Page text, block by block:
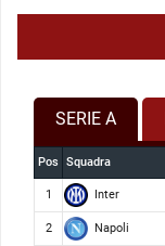
SERIE A
Pos Squadra
1 Inter
2 Napoli